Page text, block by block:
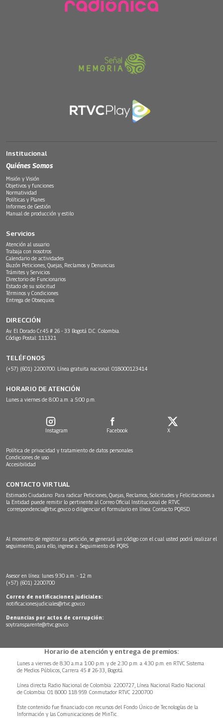
Institucional
Quiénes Somos
Misión y Visión
Objetivos y funciones
Normatividad
Políticas y Planes
Informes de Gestión
Manual de producción y estilo
Servicios
Atención al usuario
Trabaja con nosotros
Calendario de actividades
Buzón Peticiones, Quejas, Reclamos y Denuncias
Trámites y Servicios
Directorio de Funcionarios
Estado de su solicitud
Términos y Condiciones
Entrega de Obsequios
DIRECCIÓN
Av. El Dorado Cr.45 # 26 - 33 Bogotá D.C. Colombia.
Código Postal: 111321
TELÉFONOS
(+57) (601) 2200700. Línea gratuita nacional: 018000123414
HORARIO DE ATENCIÓN
Lunes a viernes de 8:00 a.m. a 5:00 p.m.
Instagram Facebook X
Política de privacidad y tratamiento de datos personales
Condiciones de uso
Accesibilidad
CONTACTO VIRTUAL
Estimado Ciudadano: Para radicar Peticiones, Quejas, Reclamos, Solicitudes y Felicitaciones a
la Entidad puede remitir lo pertinente al Correo Oficial Institucional de RTVC
correspondencia@rtvc.gov.co o diligenciar el formulario en línea: Contacto PQRSD.
Al momento de registrar su petición, se generará un código con el cual usted podrá realizar el
seguimiento, para ello, ingrese a: Seguimiento de PQRS
Asesor en línea: lunes 9:30 a.m. - 12 m
(+57) (601) 2200700
Correo de notificaciones judiciales:
notificacionesjudiciales@rtvc.gov.co
Denuncias por actos de corrupción:
soytransparente@rtvc.gov.co
Horario de atención y entrega de premios:
Lunes a viernes de 8:30 a.m.a 1:00 p.m. y de 2:30 p.m. a 4:30 p.m. en RTVC Sistema
de Medios Públicos, Carrera 45 # 26-33, Bogotá.
Línea directa Radio Nacional de Colombia: 2200727, Línea Nacional Radio Nacional
de Colombia: 01 8000 118 959. Conmutador RTVC 2200700
Este contenido fue financiado con recursos del Fondo Único de Tecnologías de la
Información y las Comunicaciones de MinTic.